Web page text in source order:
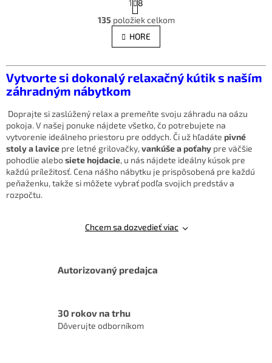
O
v
l
á
a
c
p
r
v
k
y
v
ý
u
t
r
á
n
k
v
a
e
1
8
135 položiek celkom
HORE
Vytvorte si dokonalý relaxačný kútik s naším
záhradným nábytkom
Doprajte si zaslúžený relax a premeňte svoju záhradu na oázu
pokoja. V našej ponuke nájdete všetko, čo potrebujete na
vytvorenie ideálneho priestoru pre oddych. Či už hľadáte pivné
stoly a lavice pre letné grilovačky, vankúše a poťahy pre väčšie
pohodlie alebosiete hojdacie, u nás nájdete ideálny kúsok pre
každú príležitosť. Cena nášho nábytku je prispôsobená pre každú
peňaženku, takže si môžete vybrať podľa svojich predstáv a
rozpočtu.
Chcem sa dozvedieť viac
Autorizovaný predajca
30 rokov na trhu
Dôverujte odborníkom